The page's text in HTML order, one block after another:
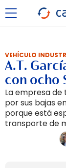
VEHÍCULO
A.T.
con ocho
La empresa
por sus bajas
porque está
transporte de